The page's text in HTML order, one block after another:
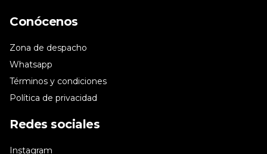
Conócenos
Zona de despacho
Whatsapp
Términos y condiciones
Política de privacidad
Redes sociales
Instagram